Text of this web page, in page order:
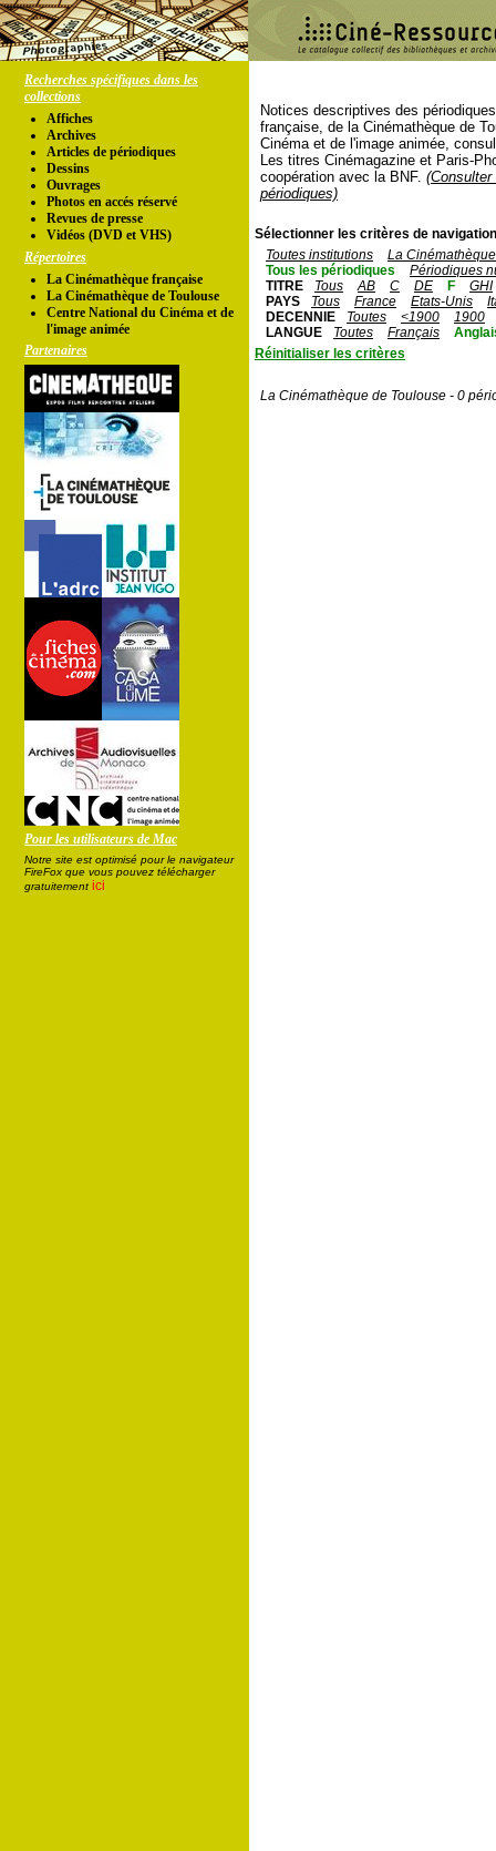
Recherches spécifiques dans les
collections
Affiches
Archives
Articles de périodiques
Dessins
Ouvrages
Photos en accés réservé
Revues de presse
Vidéos (DVD et VHS)
Répertoires
La Cinémathèque française
La Cinémathèque de Toulouse
Centre National du Cinéma et de
l'image animée
Partenaires
Pour les utilisateurs de Mac
Notre site est optimisé pour le navigateur
FireFox que vous pouvez télécharger
gratuitement ici
Notices descriptives des
française, de la Cinémathèque de
Cinéma et de l'image animée,
Les titres Cinémagazine et Paris-
coopération avec la BNF.
périodiques)
Sélectionner les critères de
Toutes institutions
La
Tous les périodiques
Périodiques
TITRE
Tous AB C DE F
GHI
PAYS
Tous France Etats-Unis
DECENNIE
Toutes <1900
1900
LANGUE
Toutes Français
Réinitialiser les critères
La Cinémathèque de Toulouse - 0